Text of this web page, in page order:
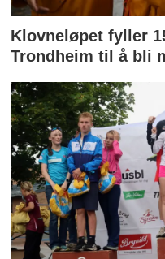
Klovneløpet fyller
Trondheim til å bli